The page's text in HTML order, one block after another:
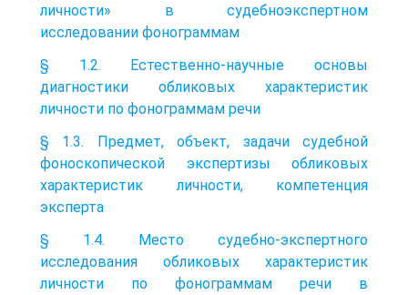
личности» в судебноэкспертном
исследовании фонограммам
§ 1.2. Естественно-научные основы
диагностики обликовых характеристик
личности по фонограммам речи
§ 1.3. Предмет, объект, задачи судебной
фоноскопической экспертизы обликовых
характеристик личности, компетенция
эксперта
§ 1.4. Место судебно-экспертного
исследования обликовых характеристик
личности по фонограммам речи в